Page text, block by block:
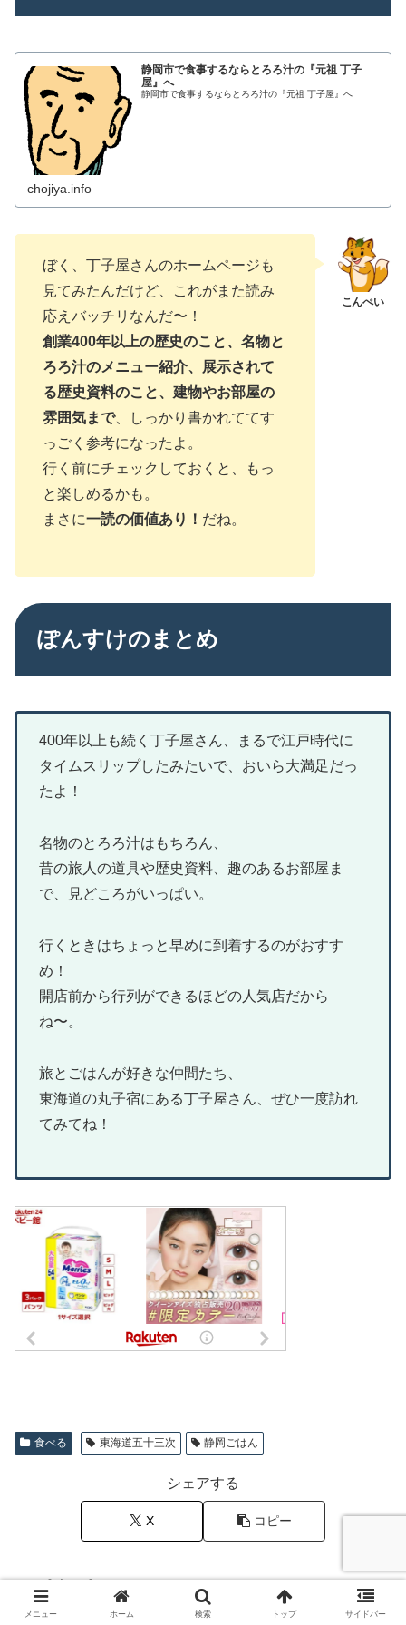
静岡市で食事するならとろろ汁の『元祖 丁子
屋』へ
静岡市で食事するならとろろ汁の『元祖 丁子屋』へ
chojiya.info
ぼく、丁子屋さんのホームページも
見てみたんだけど、これがまた読み
応えバッチリなんだ〜！
創業400年以上の歴史のこと、名物と
ろろ汁のメニュー紹介、展示されて
る歴史資料のこと、建物やお部屋の
雰囲気まで、しっかり書かれててす
っごく参考になったよ。
行く前にチェックしておくと、もっ
と楽しめるかも。
まさに一読の価値あり！ だね。
ぽんすけのまとめ
400年以上も続く丁子屋さん、まるで江戸時代に
タイムスリップしたみたいで、おいら大満足だっ
たよ！
名物のとろろ汁はもちろん、
昔の旅人の道具や歴史資料、趣のあるお部屋ま
で、見どころがいっぱい。
行くときはちょっと早めに到着するのがおすす
め！
開店前から行列ができるほどの人気店だから
ね〜。
旅とごはんが好きな仲間たち、
東海道の丸子宿にある丁子屋さん、ぜひ一度訪れ
てみてね！
食べる 東海道五十三次 静岡ごはん
シェアする
X コピー
関連記事
メニュー ホーム 検索 トップ サイドバー